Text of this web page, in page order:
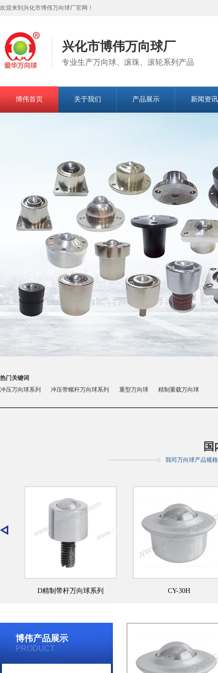
欢迎来到兴化市博伟万向球厂官网！
兴化市博伟万向球厂
专业生产万向球、滚珠、滚轮系列产品
博伟首页 关于我们 产品展示 新闻资讯
热门关键词
冲压万向球系列
冲压带螺杆万向球系列 重型万向球 精制重载万向球
我司万向球产品规
CY-30H CY-25B
博伟产品展示
PRODUCT